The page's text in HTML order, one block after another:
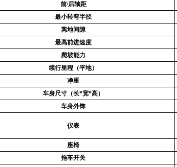
前/后轴距
最小转弯半径
离地间隙
最高前进速度
爬坡能力
续行里程（平地）
净重
车身尺寸（长*宽*高）
车身外饰
仪表
座椅
拖车开关